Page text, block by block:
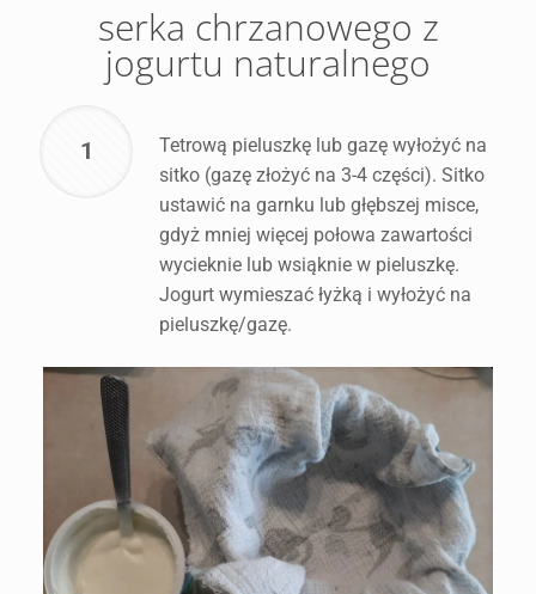
serka chrzanowego z
jogurtu naturalnego
1
Tetrową pieluszkę lub gazę wyłożyć na
sitko (gazę złożyć na 3-4 części). Sitko
ustawić na garnku lub głębszej misce,
gdyż mniej więcej połowa zawartości
wycieknie lub wsiąknie w pieluszkę.
Jogurt wymieszać łyżką i wyłożyć na
pieluszkę/gazę.